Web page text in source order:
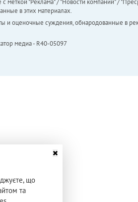
в этих материалах.
и оценочные суждения, обнародованные в
медиа - R40-05097
що
та